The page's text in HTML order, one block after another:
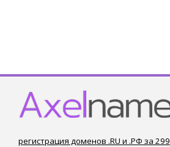
регистрация доменов .RU и .РФ за 299